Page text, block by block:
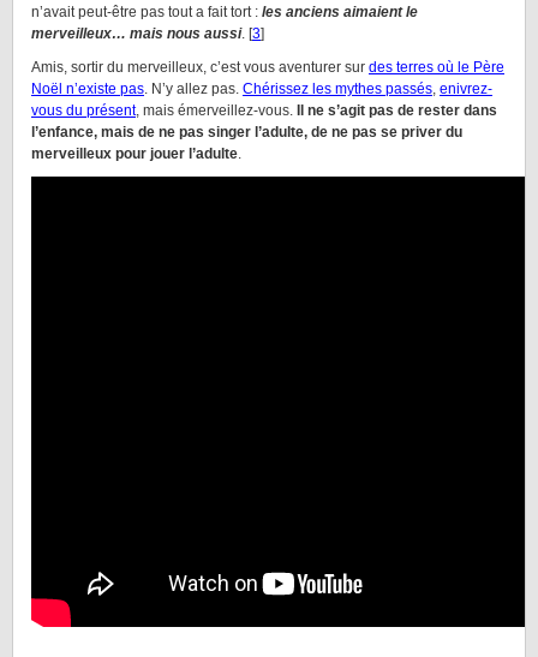
n’avait peut-être pas tout a fait tort : les anciens aimaient le
merveilleux… mais nous aussi. [3]
Amis, sortir du merveilleux, c’est vous aventurer sur des terres où le Père
Noël n’existe pas. N’y allez pas. Chérissez les mythes passés, enivrez-
vous du présent, mais émerveillez-vous.
Il ne s’agit pas de rester dans
l’enfance, mais de ne pas singer l’adulte, de ne pas se priver du
merveilleux pour jouer l’adulte.